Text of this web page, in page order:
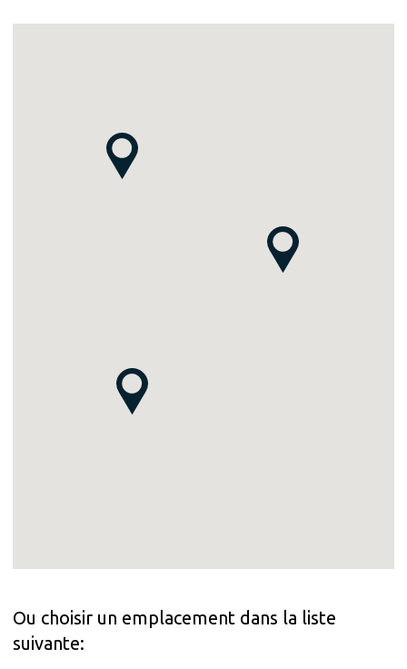
Ou choisir un emplacement dans la liste
suivante: